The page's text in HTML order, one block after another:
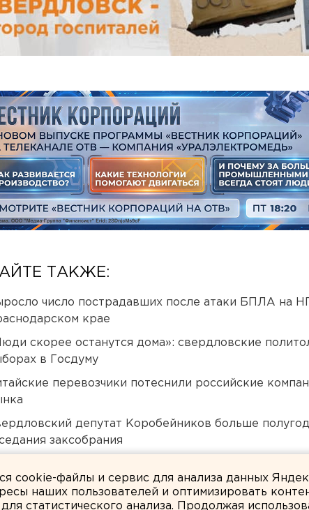
ТАКЖЕ:
число пострадавших после атаки БПЛА на
крае
скорее останутся дома»: свердловские
в Госдуму
перевозчики потеснили российские
депутат Коробейников больше
заксобрания
cookie-файлы и сервис для анализа данных
наших пользователей и оптимизировать
статистического анализа. Продолжая